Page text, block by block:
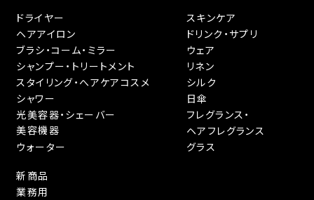
ドライヤー
ヘアアイロン
ブラシ・コーム・ミラー
シャンプー・トリートメント
スタイリング・へアケアコスメ
シャワー
光美容器・シェーバー
美容機器
スキンケア
ドリンク・サプリ
ウェア
リネン
シルク
日傘
フレグランス・
ヘアフレグランス
ウォーター
グラス
新商品
業務用